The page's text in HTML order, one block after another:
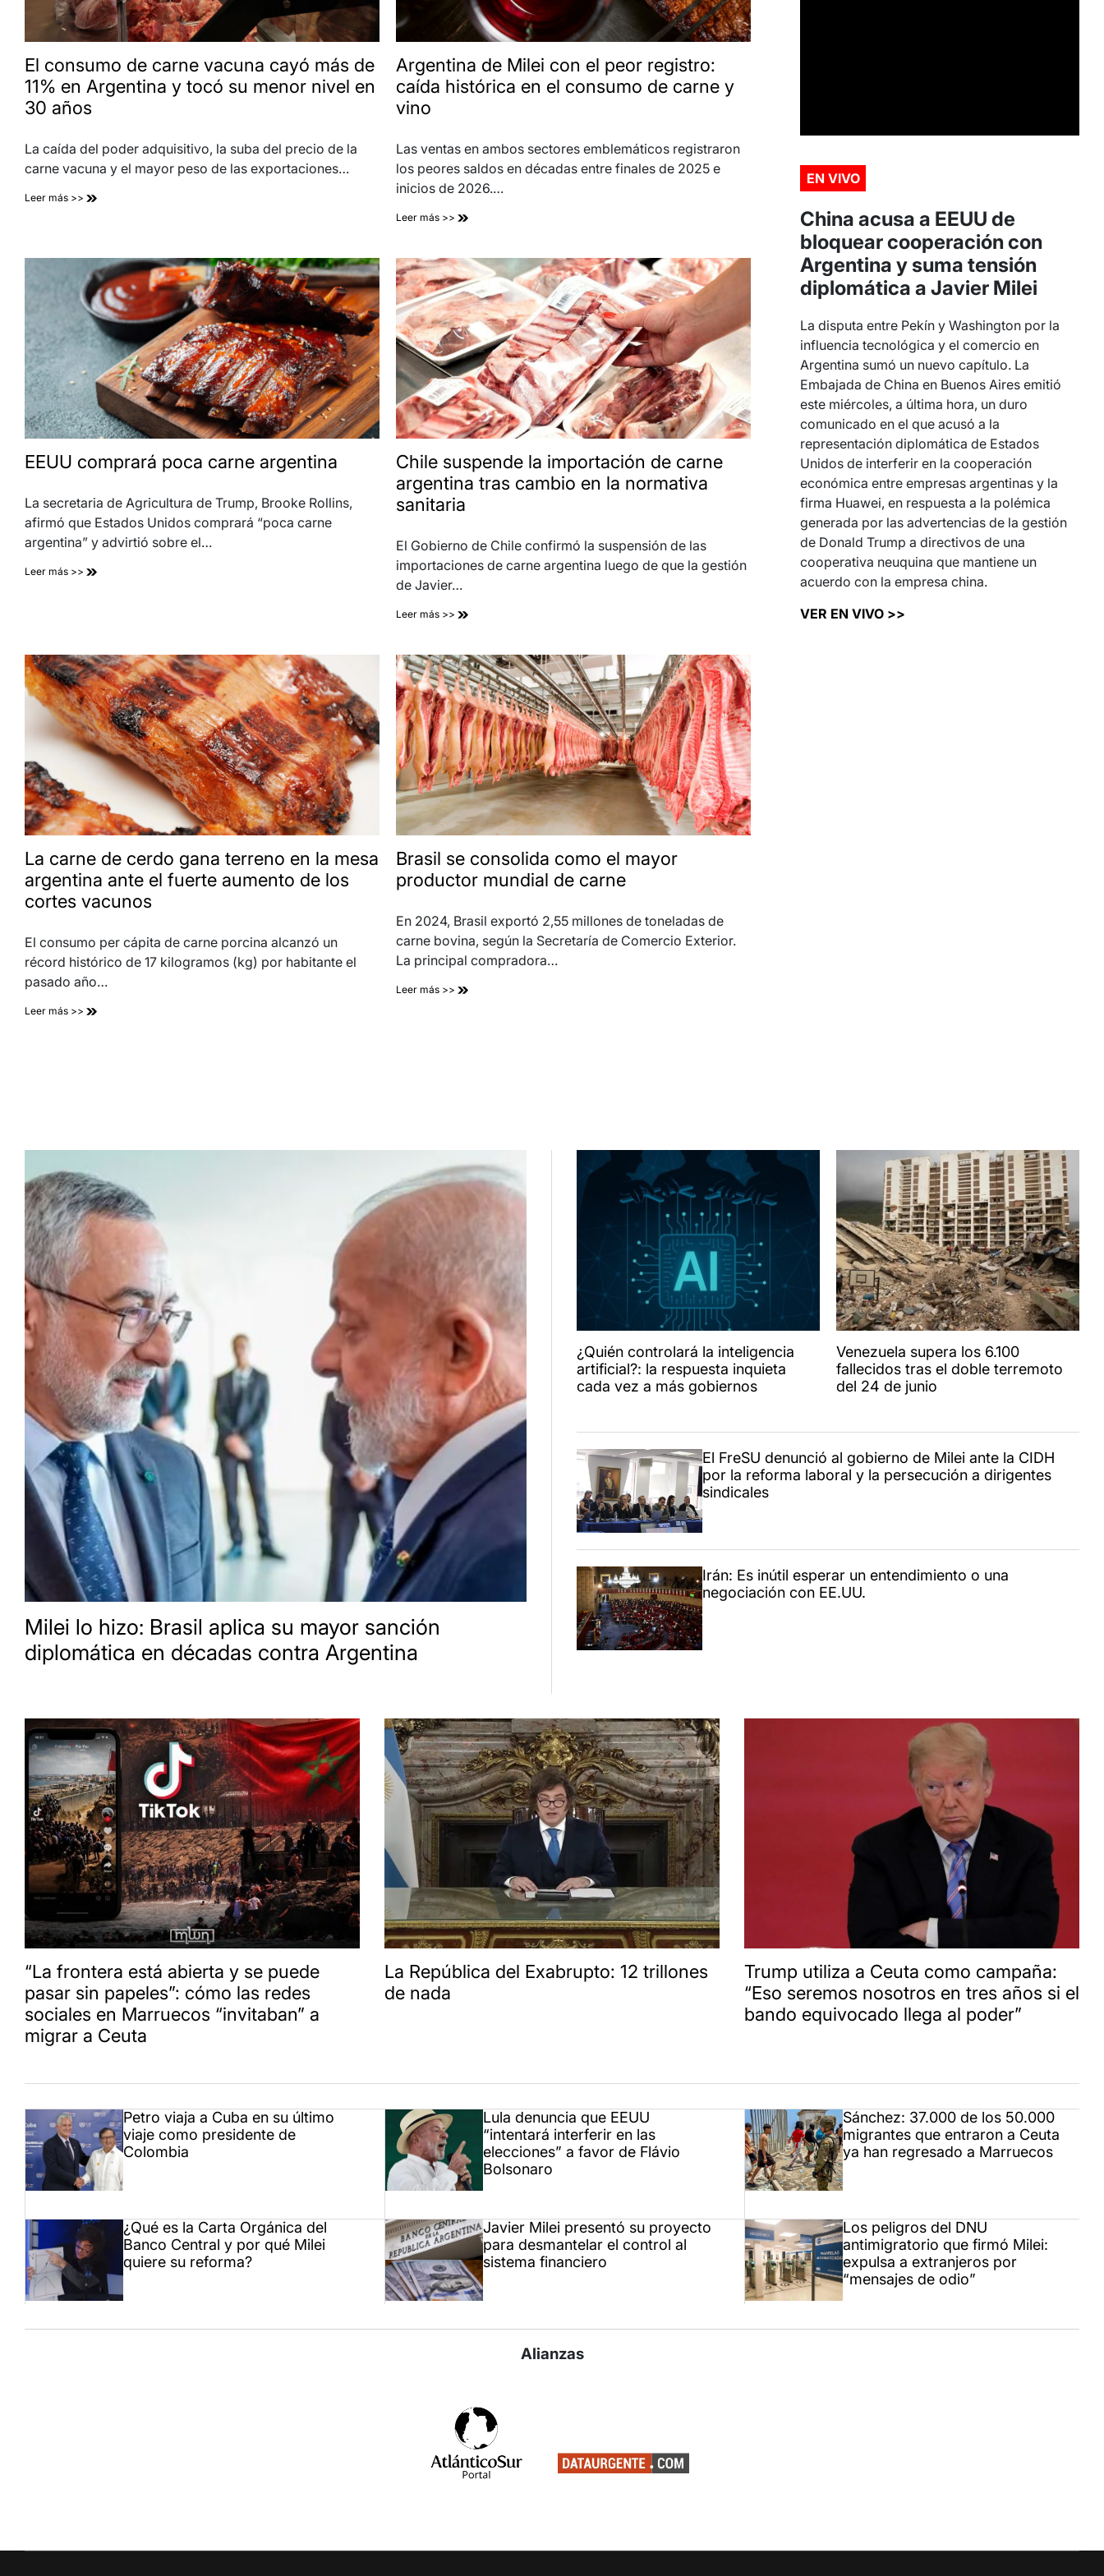
El consumo de carne vacuna cayó más de
11% en Argentina y tocó su menor nivel en
30 años
La caída del poder adquisitivo, la suba del precio de la
carne vacuna y el mayor peso de las exportaciones…
Leer más >>
Argentina de Milei con el peor registro:
caída histórica en el consumo de carne y
vino
Las ventas en ambos sectores emblemáticos registraron
los peores saldos en décadas entre finales de 2025 e
inicios de 2026.…
Leer más >>
EEUU comprará poca carne argentina
La secretaria de Agricultura de Trump, Brooke Rollins,
afirmó que Estados Unidos comprará “poca carne
argentina” y advirtió sobre el…
Leer más >>
Chile suspende la importación de carne
argentina tras cambio en la normativa
sanitaria
El Gobierno de Chile confirmó la suspensión de las
importaciones de carne argentina luego de que la gestión
de Javier…
Leer más >>
La carne de cerdo gana terreno en la mesa
argentina ante el fuerte aumento de los
cortes vacunos
El consumo per cápita de carne porcina alcanzó un
récord histórico de 17 kilogramos (kg) por habitante el
pasado año…
Leer más >>
Brasil se consolida como el mayor
productor mundial de carne
En 2024, Brasil exportó 2,55 millones de toneladas de
carne bovina, según la Secretaría de Comercio Exterior.
La principal compradora…
Leer más >>
EN VIVO
China acusa a EEUU de
bloquear cooperación con
Argentina y suma tensión
diplomática a Javier Milei
La disputa entre Pekín y Washington por la
influencia tecnológica y el comercio en
Argentina sumó un nuevo capítulo. La
Embajada de China en Buenos Aires emitió
este miércoles, a última hora, un duro
comunicado en el que acusó a la
representación diplomática de Estados
Unidos de interferir en la cooperación
económica entre empresas argentinas y la
firma Huawei, en respuesta a la polémica
generada por las advertencias de la gestión
de Donald Trump a directivos de una
cooperativa neuquina que mantiene un
acuerdo con la empresa china.
VER EN VIVO >>
Milei lo hizo: Brasil aplica su mayor sanción
diplomática en décadas contra Argentina
¿Quién controlará la inteligencia
artificial?: la respuesta inquieta
cada vez a más gobiernos
Venezuela supera los 6.100
fallecidos tras el doble terremoto
del 24 de junio
El FreSU denunció al gobierno de Milei ante la CIDH
por la reforma laboral y la persecución a dirigentes
sindicales
Irán: Es inútil esperar un entendimiento o una
negociación con EE.UU.
“La frontera está abierta y se puede
pasar sin papeles”: cómo las redes
sociales en Marruecos “invitaban” a
migrar a Ceuta
La República del Exabrupto: 12 trillones
de nada
Trump utiliza a Ceuta como campaña:
“Eso seremos nosotros en tres años si el
bando equivocado llega al poder”
Petro viaja a Cuba en su último
viaje como presidente de
Colombia
Lula denuncia que EEUU
“intentará interferir en las
elecciones” a favor de Flávio
Bolsonaro
Sánchez: 37.000 de los 50.000
migrantes que entraron a Ceuta
ya han regresado a Marruecos
¿Qué es la Carta Orgánica del
Banco Central y por qué Milei
quiere su reforma?
Javier Milei presentó su proyecto
para desmantelar el control al
sistema financiero
Los peligros del DNU
antimigratorio que firmó Milei:
expulsa a extranjeros por
“mensajes de odio”
Alianzas